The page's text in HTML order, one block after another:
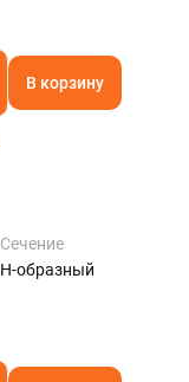
В корзину
Сечение
Н-образный